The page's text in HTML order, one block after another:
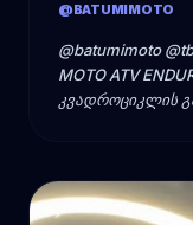
@BATUMIMOTO
@batumimoto
MOTO ATV ENDURO
კვადროციკლის